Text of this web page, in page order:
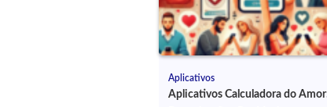
Aplicativos
Aplicativos Calculadora do